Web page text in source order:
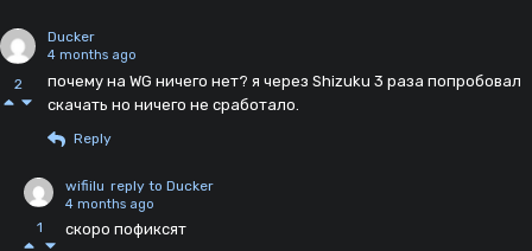
2
Ducker
4 months ago
почему на WG ничего нет? я через Shizuku 3 раза попробовал
скачать но ничего не сработало.
Reply
1
wifiilu reply to Ducker
4 months ago
скоро пофиксят